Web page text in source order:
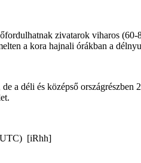
zivatarok viharos
a kora hajnali órákban a
a déli és középső
UTC) [iRhh]